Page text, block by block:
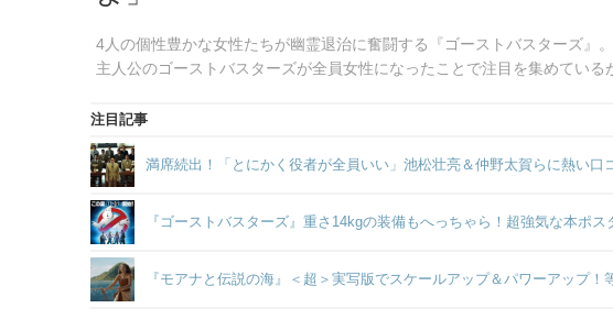
4人の個性豊かな女性たちが幽霊退治に奮闘する『ゴーストバスターズ』
主人公のゴーストバスターズが全員女性になったことで注目を集めてい
注目記事
満席続出！「とにかく役者が全員いい」池松壮亮＆仲野太賀らに熱い口
『ゴーストバスターズ』重さ14kgの装備もへっちゃら！超強気な本ポス
『モアナと伝説の海』＜超＞実写版でスケールアップ＆パワーアップ！